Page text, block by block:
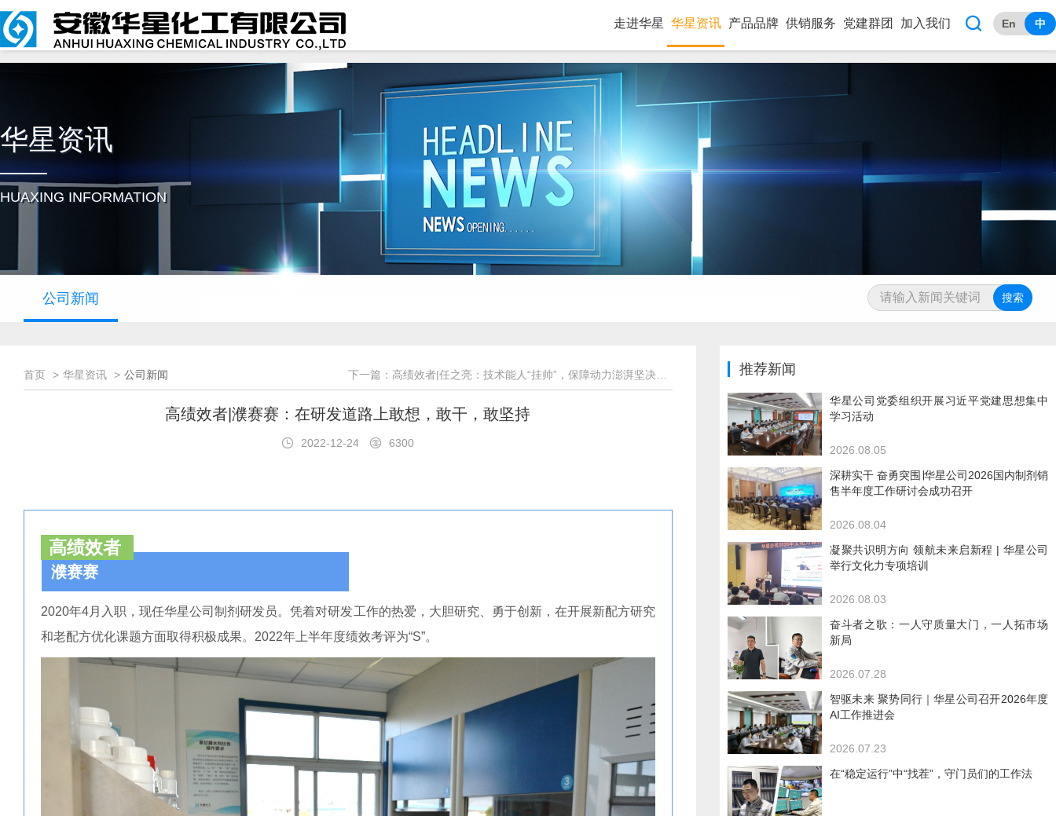
走进华星 华星资讯 产品品牌 供销服务 党建群团 加入我们  En 中
华星资讯
HUAXING INFORMATION
公司新闻
首页 华星资讯 公司新闻
高绩效者|濮赛赛：在研发道路上敢想，敢干，敢坚持
2022-12-24 6300
高绩效者
濮赛赛
2020年4月入职，现任华星公司制剂研发员。凭着对研发工作的热爱，大胆研究、勇于创新，在开展新配方研究
和老配方优化课题方面取得积极成果。2022年上半年度绩效考评为“S”。
推荐新闻
华星公司党委组织开展习近平党建思想集中
学习活动
2026.08.05
深耕实干 奋勇突围∣华星公司2026国内制剂销
售半年度工作研讨会成功召开
2026.08.04
凝聚共识明方向 领航未来启新程 | 华星公司
举行文化力专项培训
2026.08.03
奋斗者之歌：一人守质量大门，一人拓市场
新局
2026.07.28
智驱未来 聚势同行｜华星公司召开2026年度
AI工作推进会
2026.07.23
在“稳定运行”中“找茬”，守门员们的工作法